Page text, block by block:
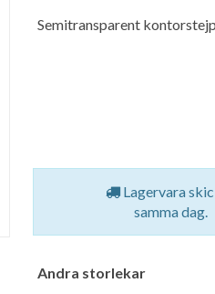
Semitransparent
Lagervara
samma dag.
Andra storlekar